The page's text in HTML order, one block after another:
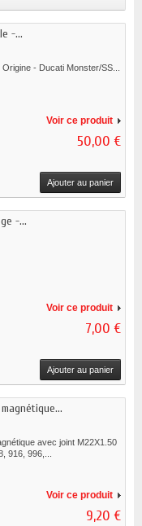
-...
- Ducati Monster/SS...
Voir ce produit
50,00 €
Ajouter au panier
-...
Voir ce produit
7,00 €
Ajouter au panier
avec joint M22X1.50
916, 996,...
Voir ce produit
9,20 €